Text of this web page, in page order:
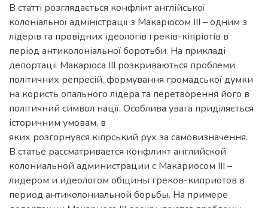
В статті розглядається конфлікт англійської
колоніальної адміністрації з Макаріосом ІІІ – одним з
лідерів та провідних ідеологів греків-кіпріотів в
період антиколоніальної боротьби. На прикладі
депортації Макаріоса ІІІ розкриваються проблеми
політичних репресій, формування громадської думки
на користь опального лідера та перетворення його в
політичний символ нації. Особлива увага приділяється
історичним умовам, в
яких розгорнувся кіпрський рух за самовизначення.
В статье рассматривается конфликт английской
колониальной администрации с Макариосом III –
лидером и идеологом общины греков-киприотов в
период антиколониальной борьбы. На примере